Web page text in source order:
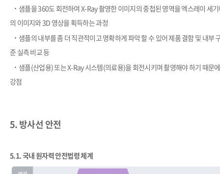
​· 샘플을 360도 회전하여 X-Ray 촬영한 이미지의 중첩된 영역을 엑스레이 세
의 이미지와 3D 영상을 획득하는 과정
​· 샘플의 내부를 좀 더 직관적이고 명확하게 파악 할 수 있어 제품 결함 및 내부
준 실측 비교 등
​· 샘플(산업용) 또는 X-Ray 시스템(의료용)을 회전시키며 촬영해야 하기 때문
강점
5. 방사선 안전
5.1.국내 원자력 안전법령 체계